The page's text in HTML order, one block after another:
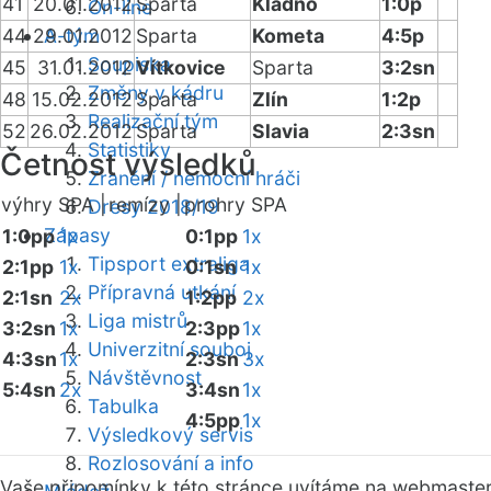
On-line
A-tým
Soupiska
Změny v kádru
Realizační tým
Statistiky
Zranění / nemocní hráči
Dresy 2018/19
Zápasy
Tipsport extraliga
Přípravná utkání
Liga mistrů
Univerzitní souboj
Návštěvnost
Tabulka
Výsledkový servis
Rozlosování a info
44 29.01.2012 Sparta Kometa
4:5p
45 31.01.2012Vítkovice Sparta
3:2sn
48 15.02.2012Sparta Zlín
1:2p
52 26.02.2012Sparta Slavia 2:3sn
Četnost výsledků
výhry SPA |remízy |prohry SPA
1:0pp1x
2:1pp 1x
2:1sn 2x
3:2sn 1x
4:3sn1x
5:4sn 2x
0:1pp 1x
0:1sn 1x
1:2pp 2x
2:3pp1x
2:3sn3x
3:4sn1x
4:5pp1x